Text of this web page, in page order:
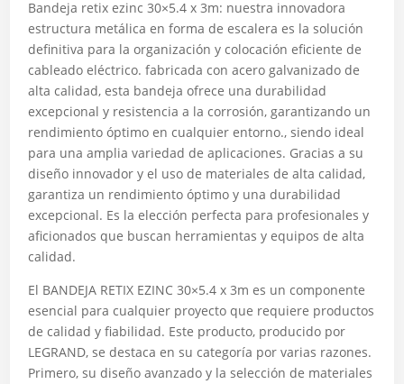
Bandeja retix ezinc 30×5.4 x 3m: nuestra innovadora
estructura metálica en forma de escalera es la solución
definitiva para la organización y colocación eficiente de
cableado eléctrico. fabricada con acero galvanizado de
alta calidad, esta bandeja ofrece una durabilidad
excepcional y resistencia a la corrosión, garantizando un
rendimiento óptimo en cualquier entorno., siendo ideal
para una amplia variedad de aplicaciones. Gracias a su
diseño innovador y el uso de materiales de alta calidad,
garantiza un rendimiento óptimo y una durabilidad
excepcional. Es la elección perfecta para profesionales y
aficionados que buscan herramientas y equipos de alta
calidad.
El BANDEJA RETIX EZINC 30×5.4 x 3m es un componente
esencial para cualquier proyecto que requiere productos
de calidad y fiabilidad. Este producto, producido por
LEGRAND, se destaca en su categoría por varias razones.
Primero, su diseño avanzado y la selección de materiales